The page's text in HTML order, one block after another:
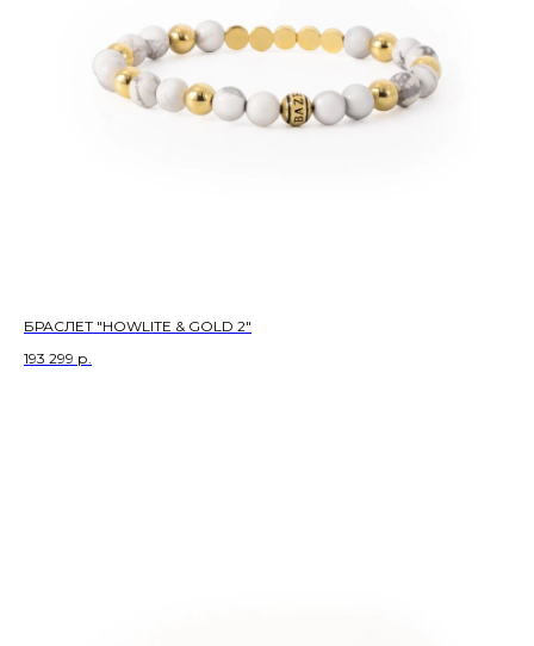
БРАСЛЕТ "HOWLITE & GOLD 2"
193 299 р.